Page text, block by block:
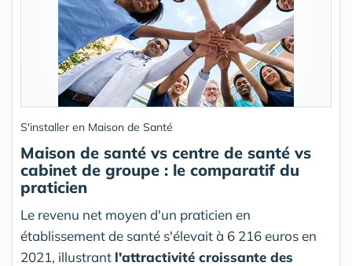
S'installer en Maison de Santé
Maison de santé vs centre de santé vs
cabinet de groupe : le comparatif du
praticien
Le revenu net moyen d'un praticien en
établissement de santé s'élevait à 6 216 euros en
2021, illustrant l'attractivité croissante des